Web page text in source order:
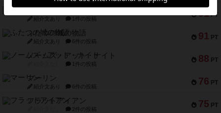
91 PT
紹介文あり 1件の投稿
91 PT
ふたつの城の物語
紹介文あり 6件の投稿
88 PT
ノームズ・アット・ナイト
1件の投稿
76 PT
マーリン
紹介文あり 6件の投稿
75 PT
フラットアイアン
2件の投稿